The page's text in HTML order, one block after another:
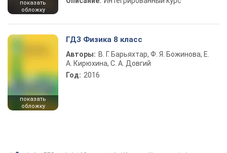
показать
обложку
показать
обложку
ГДЗ Физика 8 класс
Авторы: В. Г. Барьяхтар, Ф. Я. Божинова, Е.
А. Кирюхина, С. А. Довгий
Год: 2016